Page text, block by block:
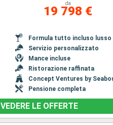
da
19 798 €
Formula tutto incluso lusso
Servizio personalizzato
Mance incluse
Ristorazione raffinata
Concept Ventures by
Pensione completa
VEDERE LE OFFERTE